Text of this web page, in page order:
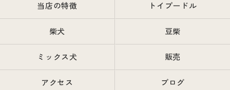
当店の特徴 トイプードル
柴犬 豆柴
ミックス犬 販売
アクセス ブログ